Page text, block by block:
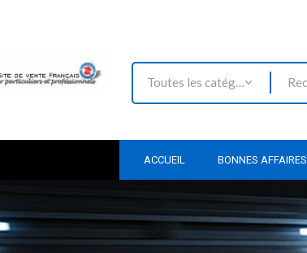
Toutes les catégories
ACCUEIL BONNES AFFAIRES